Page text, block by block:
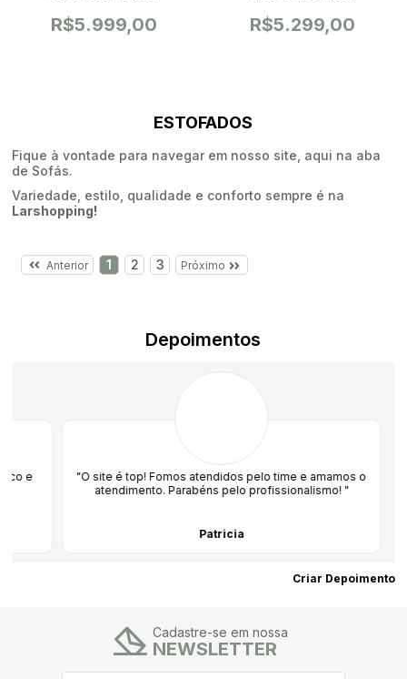
R$5.999,00 R$5.299,00
ESTOFADOS
Fique à vontade para navegar em nosso site, aqui na aba
de Sofás.
Variedade, estilo, qualidade e conforto sempre é na
Larshopping!
Anterior 1 2 3 Próximo
Depoimentos
"O site é top! Fomos atendidos pelo time e amamos o
atendimento. Parabéns pelo profissionalismo! "
"Amo
Criar Depoimento
Cadastre-se em nossa
NEWSLETTER